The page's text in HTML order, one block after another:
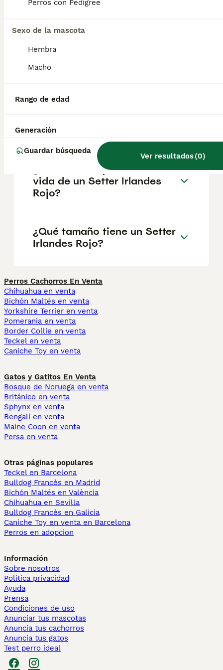
Perros con Pedigree
Sexo de la mascota
Hembra
Macho
Rango de edad
Generación
Guardar búsqueda
Ver resultados(0)
¿Cómo es el carácter de
Setter Irlandes Rojo?
Irlandes Rojo?
¿Cuál es la esperanza de
vida de un Setter Irlandes
Rojo?
¿Qué tamaño tiene un Setter
Irlandes Rojo?
Perros Cachorros En Venta
Chihuahua en venta
Bichón Maltés en venta
Yorkshire Terrier en venta
Pomerania en venta
Border Collie en venta
Teckel en venta
Caniche Toy en venta
Gatos y Gatitos En Venta
Bosque de Noruega en venta
Británico en venta
Sphynx en venta
Bengalí en venta
Maine Coon en venta
Persa en venta
Otras páginas populares
Teckel en Barcelona
Bulldog Francés en Madrid
Bichón Maltés en València
Chihuahua en Sevilla
Bulldog Francés en Galicia
Caniche Toy en venta en Barcelona
Perros en adopcion
Información
Sobre nosotros
Politica privacidad
Ayuda
Prensa
Condiciones de uso
Anunciar tus mascotas
Anuncia tus cachorros
Anuncia tus gatos
Test perro ideal